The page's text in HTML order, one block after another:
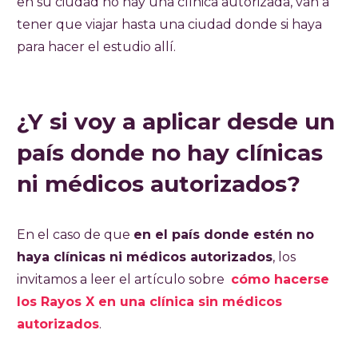
tener que viajar hasta una ciudad donde si haya
para hacer el estudio allí.
¿Y si voy a aplicar desde un
país donde no hay clínicas
ni médicos autorizados?
En el caso de que en el país donde estén no
haya clínicas ni médicos autorizados, los
invitamos a leer el artículo sobre cómo hacerse
los Rayos X en una clínica sin médicos
autorizados.